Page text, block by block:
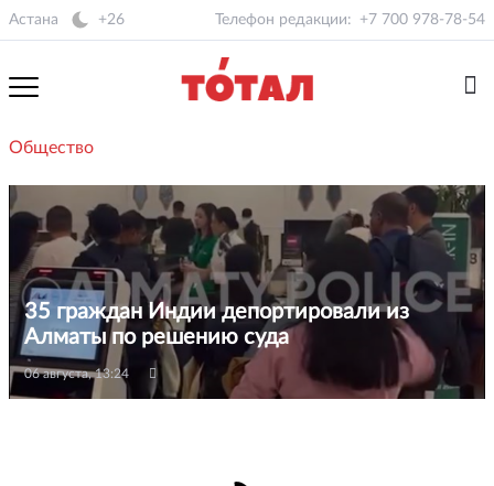
Астана +26 Телефон редакции: +7 700 978-78-54
Общество
35 граждан Индии депортировали из
Алматы по решению суда
06 августа, 13:24